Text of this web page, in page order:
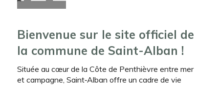
Bienvenue sur le site officiel de
la commune de Saint-Alban !
Située au cœur de la Côte de Penthièvre entre mer
et campagne, Saint‑Alban offre un cadre de vie